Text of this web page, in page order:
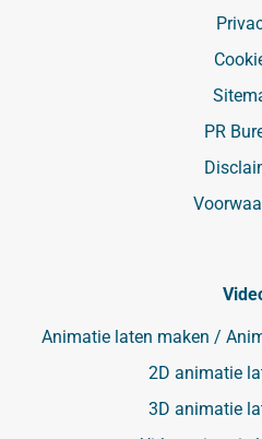
PR
Animatie laten maken /
2D animatie
3D animatie